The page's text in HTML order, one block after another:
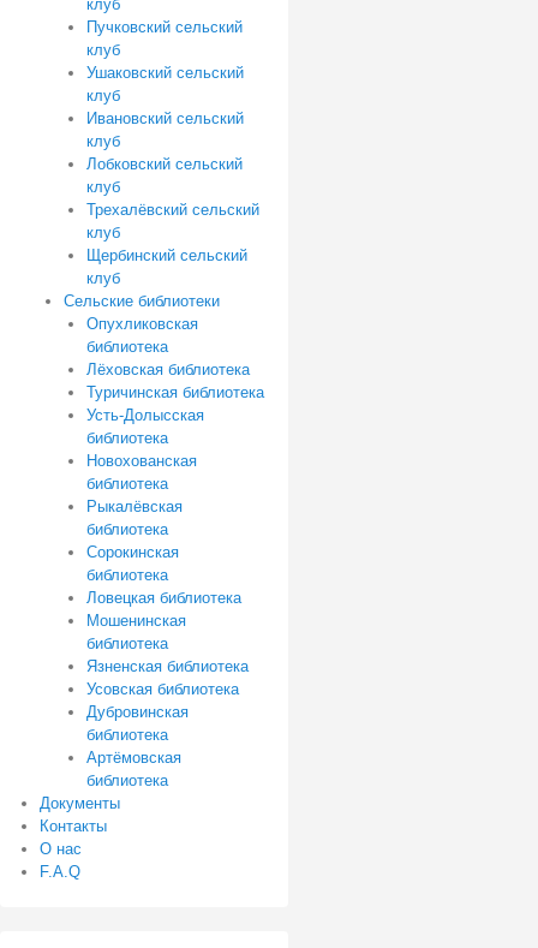
клуб
Пучковский сельский
клуб
Ушаковский сельский
клуб
Ивановский сельский
клуб
Лобковский сельский
клуб
Трехалёвский сельский
клуб
Щербинский сельский
клуб
Сельские библиотеки
Опухликовская
библиотека
Лёховская библиотека
Туричинская библиотека
Усть-Долысская
библиотека
Новохованская
библиотека
Рыкалёвская
библиотека
Сорокинская
библиотека
Ловецкая библиотека
Мошенинская
библиотека
Язненская библиотека
Усовская библиотека
Дубровинская
библиотека
Артёмовская
библиотека
Документы
Контакты
О нас
F.A.Q